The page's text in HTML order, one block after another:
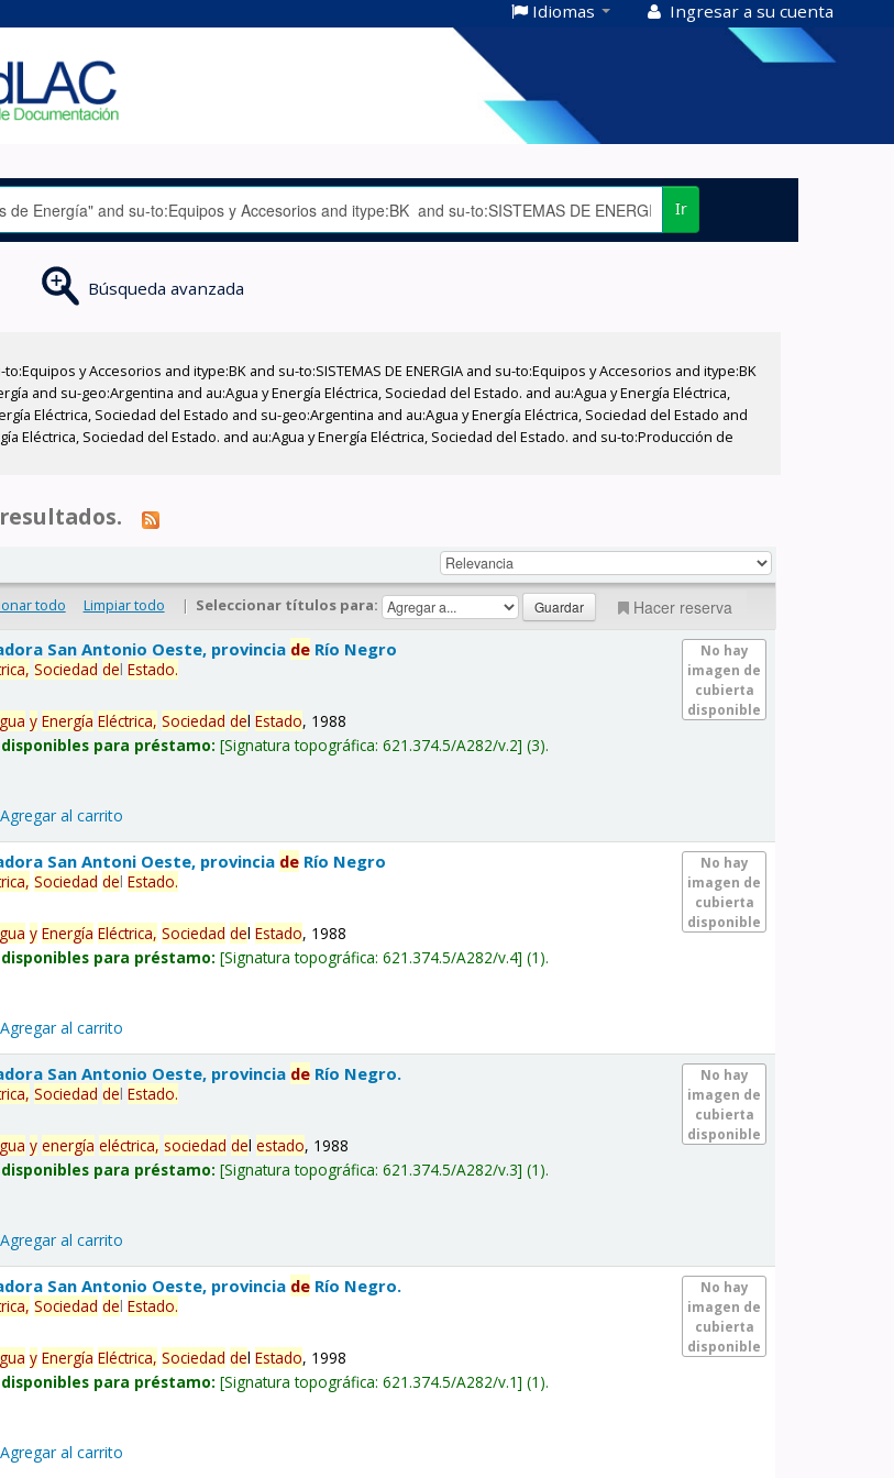
Idiomas Ingresar a su cuenta
Ir
Búsqueda avanzada
y Accesorios and itype:BK and su-to:SISTEMAS DE ENERGIA and su-to:Equipos y Accesorios and itype:BK
and su-geo:Argentina and au:Agua y Energía Eléctrica, Sociedad del Estado. and au:Agua y Energía Eléctrica,
Eléctrica, Sociedad del Estado and su-geo:Argentina and au:Agua y Energía Eléctrica, Sociedad del Estado and
Eléctrica, Sociedad del Estado. and au:Agua y Energía Eléctrica, Sociedad del Estado. and su-to:Producción de
todo Limpiar todo | Seleccionar títulos para: Hacer reserva
No hay
imagen de
cubierta
disponible
San Antonio Oeste, provincia de Río Negro
Sociedad delEstado.
y Energía Eléctrica, Sociedad delEstado, 1988
para préstamo: Signatura topográfica:621.374.5/A282/v.2 (3).
Agregar al carrito
No hay
imagen de
cubierta
disponible
San Antoni Oeste, provincia de Río Negro
Sociedad delEstado.
y Energía Eléctrica, Sociedad delEstado, 1988
para préstamo: Signatura topográfica:621.374.5/A282/v.4 (1).
Agregar al carrito
No hay
imagen de
cubierta
disponible
San Antonio Oeste, provincia de Río Negro.
Sociedad delEstado.
y energía eléctrica, sociedad delestado, 1988
para préstamo: Signatura topográfica:621.374.5/A282/v.3 (1).
Agregar al carrito
No hay
imagen de
cubierta
disponible
San Antonio Oeste, provincia de Río Negro.
Sociedad delEstado.
y Energía Eléctrica, Sociedad delEstado, 1998
para préstamo: Signatura topográfica:621.374.5/A282/v.1 (1).
Agregar al carrito